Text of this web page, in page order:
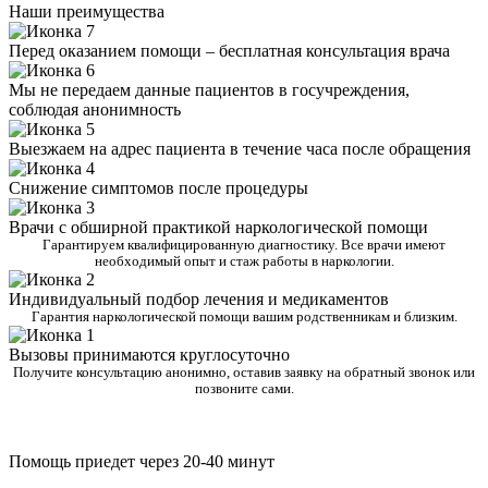
Наши преимущества
Перед оказанием помощи – бесплатная консультация врача
Мы не передаем данные пациентов в госучреждения,
соблюдая анонимность
Выезжаем на адрес пациента в течение часа после обращения
Снижение симптомов после процедуры
Врачи с обширной практикой наркологической помощи
Гарантируем квалифицированную диагностику. Все врачи имеют
необходимый опыт и стаж работы в наркологии.
Индивидуальный подбор лечения и медикаментов
Гарантия наркологической помощи вашим родственникам и близким.
Вызовы принимаются круглосуточно
Получите консультацию анонимно, оставив заявку на обратный звонок или
позвоните сами.
Помощь приедет через 20-40 минут